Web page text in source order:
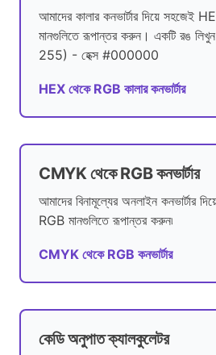
আমাদের কালার কনভার্টার দিয়ে সহজেই
মানগুলিতে রূপান্তর করুন। একটি রঙ
255) - হেক্স #000000
HEX থেকে RGB কালার কনভার্টার
CMYK থেকে RGB কনভার্টার
আমাদের বিনামূল্যের অনলাইন কনভার্টার
RGB মানগুলিতে রূপান্তর করুন৷
CMYK থেকে RGB কনভার্টার
কেডি অনুপাত ক্যালকুলেটর